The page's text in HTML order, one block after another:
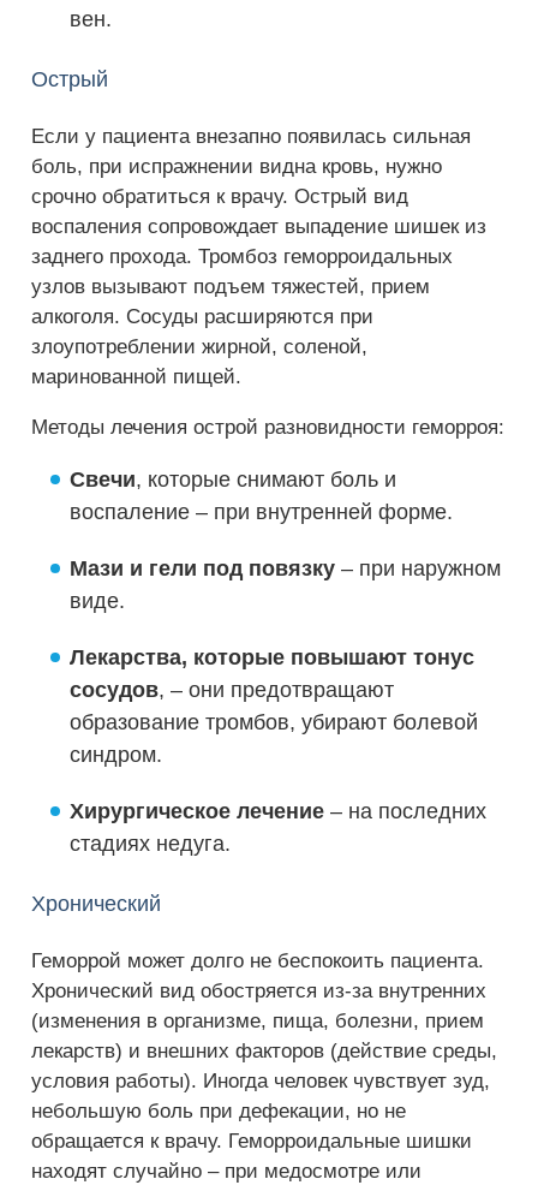
вен.
Острый
Если у пациента внезапно появилась сильная
боль, при испражнении видна кровь, нужно
срочно обратиться к врачу. Острый вид
воспаления сопровождает выпадение шишек из
заднего прохода. Тромбоз геморроидальных
узлов вызывают подъем тяжестей, прием
алкоголя. Сосуды расширяются при
злоупотреблении жирной, соленой,
маринованной пищей.
Методы лечения острой разновидности геморроя:
Свечи, которые снимают боль и
воспаление – при внутренней форме.
Мази и гели под повязку – при наружном
виде.
Лекарства, которые повышают тонус
сосудов, – они предотвращают
образование тромбов, убирают болевой
синдром.
Хирургическое лечение – на последних
стадиях недуга.
Хронический
Геморрой может долго не беспокоить пациента.
Хронический вид обостряется из-за внутренних
(изменения в организме, пища, болезни, прием
лекарств) и внешних факторов (действие среды,
условия работы). Иногда человек чувствует зуд,
небольшую боль при дефекации, но не
обращается к врачу. Геморроидальные шишки
находят случайно – при медосмотре или